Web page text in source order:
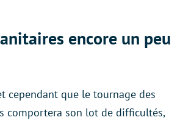
encore un peu
cependant que le tournage des
comportera son lot de difficultés,